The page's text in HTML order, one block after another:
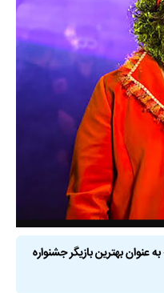
بهترین بازیگر جشنواره